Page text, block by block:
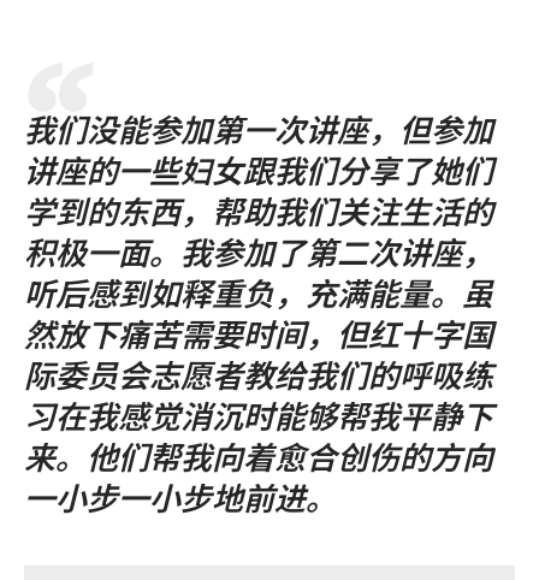
我们没能参加第一次讲座，但参加
讲座的一些妇女跟我们分享了她们
学到的东西，帮助我们关注生活的
积极一面。我参加了第二次讲座，
听后感到如释重负，充满能量。虽
然放下痛苦需要时间，但红十字国
际委员会志愿者教给我们的呼吸练
习在我感觉消沉时能够帮我平静下
来。他们帮我向着愈合创伤的方向
一小步一小步地前进。